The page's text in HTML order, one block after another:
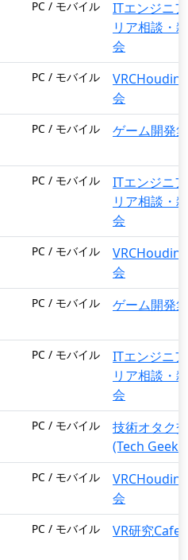
PC / モバイル
ITエンジニ
リア相談・
会
PC / モバイル
VRCHoudini
会
PC / モバイル ゲーム開発
PC / モバイル
ITエンジニ
リア相談・
会
PC / モバイル
VRCHoudini
会
PC / モバイル ゲーム開発
PC / モバイル
ITエンジニ
リア相談・
会
PC / モバイル
技術オタク
(Tech Geek
PC / モバイル
VRCHoudini
会
PC / モバイル VR研究Cafe